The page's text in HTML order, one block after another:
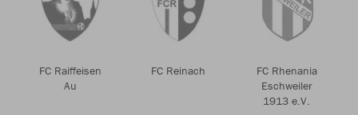
FC Raiffeisen
Au
FC Reinach
FC Rhenania
Eschweiler
1913 e.V.